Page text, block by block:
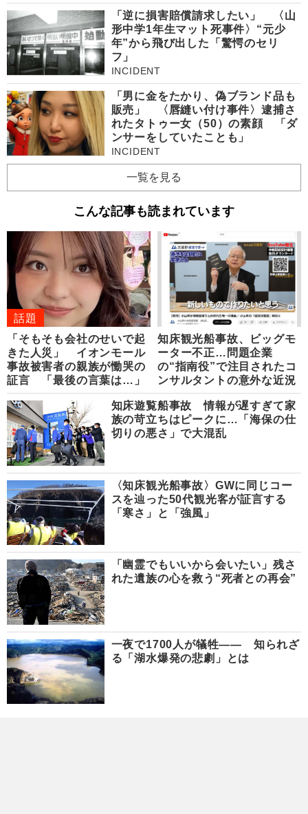
「逆に損害賠償請求したい」 〈山
形中学1年生マット死事件〉“元少
年”から飛び出した「驚愕のセリ
フ」
INCIDENT
「男に金をたかり、偽ブランド品も
販売」 〈唇縫い付け事件〉逮捕さ
れたタトゥー女（50）の素顔 「ダ
ンサーをしていたことも」
INCIDENT
一覧を見る
こんな記事も読まれています
話題
「そもそも会社のせいで起
きた人災」 イオンモール
事故被害者の親族が慟哭の
証言 「最後の言葉は…」
知床観光船事故、ビッグモ
ーター不正…問題企業
の“指南役”で注目されたコ
ンサルタントの意外な近況
知床遊覧船事故 情報が遅すぎて家
族の苛立ちはピークに…「海保の仕
切りの悪さ」で大混乱
〈知床観光船事故〉GWに同じコー
スを辿った50代観光客が証言する
「寒さ」と「強風」
「幽霊でもいいから会いたい」残さ
れた遺族の心を救う“死者との再会”
一夜で1700人が犠牲―― 知られざ
る「湖水爆発の悲劇」とは